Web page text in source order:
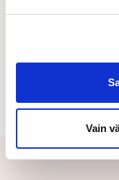
Vain
Liitteet
Tiedote